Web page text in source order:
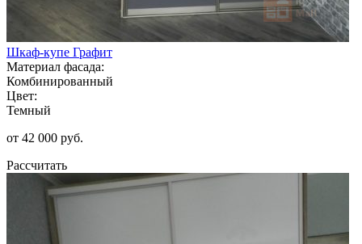
Шкаф-купе Графит
Материал фасада:
Комбинированный
Цвет:
Темный
от 42 000 руб.
Рассчитать